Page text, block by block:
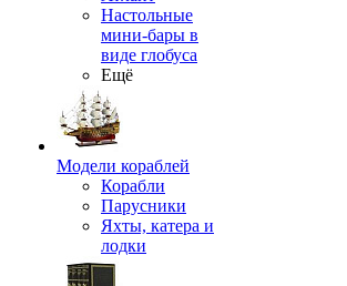
Настольные
мини-бары в
виде глобуса
Ещё
Модели кораблей
Корабли
Парусники
Яхты, катера и
лодки